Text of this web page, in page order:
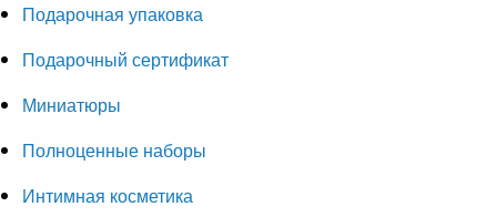
Подарочная упаковка
Подарочный сертификат
Миниатюры
Полноценные наборы
Интимная косметика